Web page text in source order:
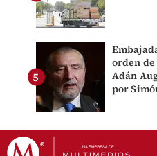
orden
Adán
por